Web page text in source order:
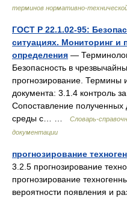
терминов нормативно-
ГОСТ Р 22.1.02-95:
ситуациях. Мониторинг и
определения —
Безопасность в
прогнозирование. Термины
документа: 3.1.4 контроль
Сопоставление
среды с… …
Словарь-
документации
прогнозирование
3.2.5 прогнозирование
прогнозирование
вероятности появления и